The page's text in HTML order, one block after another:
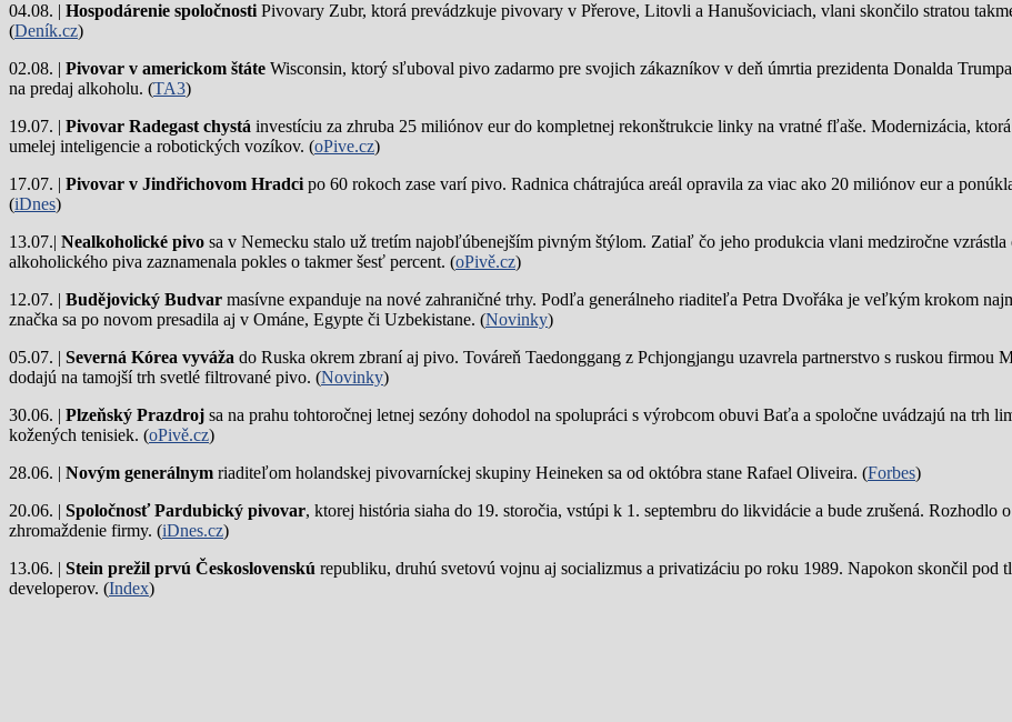
04.08. | Hospodárenie spoločnosti Pivovary Zubr, ktorá prevádzkuje pivovary v Přerove, Litovli a Hanušoviciach, vlani skončilo stratou
(Deník.cz)
02.08. | Pivovar v americkom štáte Wisconsin, ktorý sľuboval pivo zadarmo pre svojich zákazníkov v deň úmrtia prezidenta Donalda
na predaj alkoholu. (TA3)
19.07. | Pivovar Radegast chystá investíciu za zhruba 25 miliónov eur do kompletnej rekonštrukcie linky na vratné fľaše. Modernizácia,
umelej inteligencie a robotických vozíkov. (oPive.cz)
17.07. | Pivovar v Jindřichovom Hradci po 60 rokoch zase varí pivo. Radnica chátrajúca areál opravila za viac ako 20 miliónov eur a
(iDnes)
13.07.| Nealkoholické pivo sa v Nemecku stalo už tretím najobľúbenejším pivným štýlom. Zatiaľ čo jeho produkcia vlani medziročne vzrástla
alkoholického piva zaznamenala pokles o takmer šesť percent. (oPivě.cz)
12.07. | Budějovický Budvar masívne expanduje na nové zahraničné trhy. Podľa generálneho riaditeľa Petra Dvořáka je veľkým krokom
značka sa po novom presadila aj v Ománe, Egypte či Uzbekistane. (Novinky)
05.07. | Severná Kórea vyváža do Ruska okrem zbraní aj pivo. Továreň Taedonggang z Pchjongjangu uzavrela partnerstvo s ruskou firmou
dodajú na tamojší trh svetlé filtrované pivo. (Novinky)
30.06. | Plzeňský Prazdroj sa na prahu tohtoročnej letnej sezóny dohodol na spolupráci s výrobcom obuvi Baťa a spoločne uvádzajú na trh
kožených tenisiek. (oPivě.cz)
28.06. | Novým generálnym riaditeľom holandskej pivovarníckej skupiny Heineken sa od októbra stane Rafael Oliveira. (Forbes)
20.06. | Spoločnosť Pardubický pivovar, ktorej história siaha do 19. storočia, vstúpi k 1. septembru do likvidácie a bude zrušená. Rozhodlo
zhromaždenie firmy. (iDnes.cz)
13.06. | Stein prežil prvú Československú republiku, druhú svetovú vojnu aj socializmus a privatizáciu po roku 1989. Napokon skončil pod
developerov. (Index)